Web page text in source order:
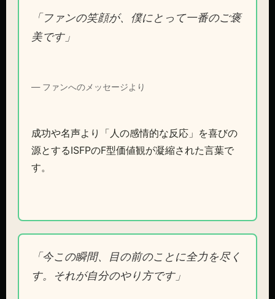
「ファンの笑顔が、僕にとって一番のご褒
美です」
— ファンへのメッセージより
成功や名声より「人の感情的な反応」を喜びの
源とするISFPのF型価値観が凝縮された言葉で
す。
「今この瞬間、目の前のことに全力を尽く
す。それが自分のやり方です」